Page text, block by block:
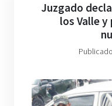
Juzgado
los Valle